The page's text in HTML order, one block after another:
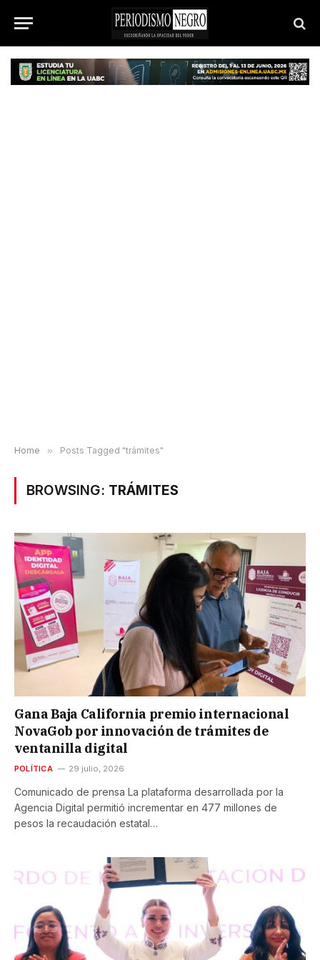
Home » Posts Tagged "trámites"
BROWSING: TRÁMITES
Gana Baja California premio internacional
NovaGob por innovación de trámites de
ventanilla digital
POLÍTICA 29 julio, 2026
Comunicado de prensa La plataforma desarrollada por la
Agencia Digital permitió incrementar en 477 millones de
pesos la recaudación estatal…